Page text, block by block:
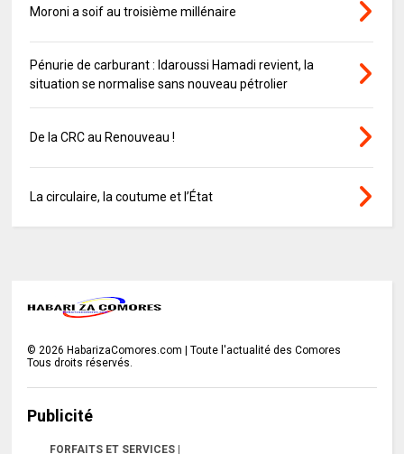
Moroni a soif au troisième millénaire
Pénurie de carburant : Idaroussi Hamadi revient, la
situation se normalise sans nouveau pétrolier
De la CRC au Renouveau !
La circulaire, la coutume et l’État
©2026 HabarizaComores.com | Toute l'actualité des Comores
Tous droits réservés.
Publicité
FORFAITS ET SERVICES |